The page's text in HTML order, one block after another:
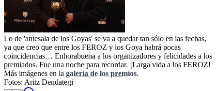
Lo de 'antesala de los Goyas' se va a quedar tan sólo en las fechas,
ya que creo que entre los FEROZ y los Goya habrá pocas
coincidencias… Enhorabuena a los organizadores y felicidades a los
premiados. Fue una noche para recordar. ¡Larga vida a los FEROZ!
Más imágenes en la galería de los premios.
Fotos: Aritz Dendategi